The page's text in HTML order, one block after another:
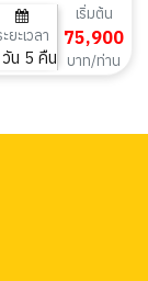
ยะเวลา
น 5 คืน
เริ่มต้น
75,900
บาท/ท่าน